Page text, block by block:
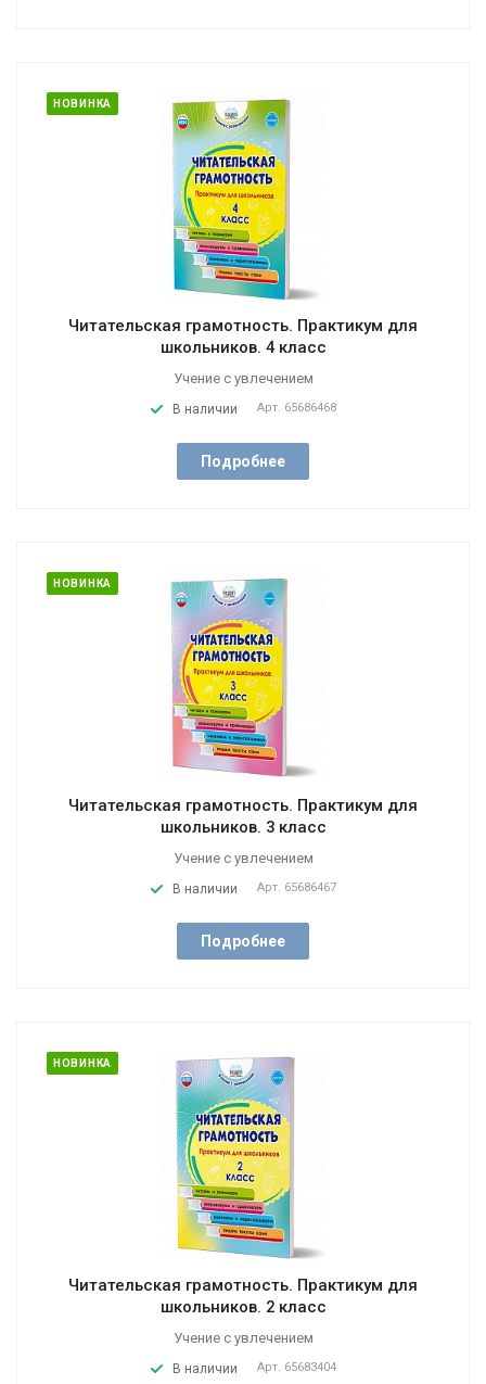
НОВИНКА
Читательская грамотность. Практикум для
школьников. 4 класс
Учение с увлечением
В наличии Арт. 65686468
Подробнее
НОВИНКА
Читательская грамотность. Практикум для
школьников. 3 класс
Учение с увлечением
В наличии Арт. 65686467
Подробнее
НОВИНКА
Читательская грамотность. Практикум для
школьников. 2 класс
Учение с увлечением
В наличии Арт. 65683404